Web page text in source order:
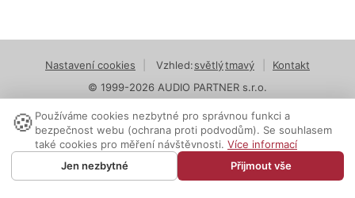
Nastavení cookies Vzhled:světlýtmavý
Kontakt
© 1999-2026 AUDIO PARTNER s.r.o.
🍪 Používáme cookies nezbytné pro správnou funkci a
bezpečnost webu (ochrana proti podvodům). Se souhlasem
také cookies pro měření návštěvnosti. Více informací
Jen nezbytné
Přijmout vše